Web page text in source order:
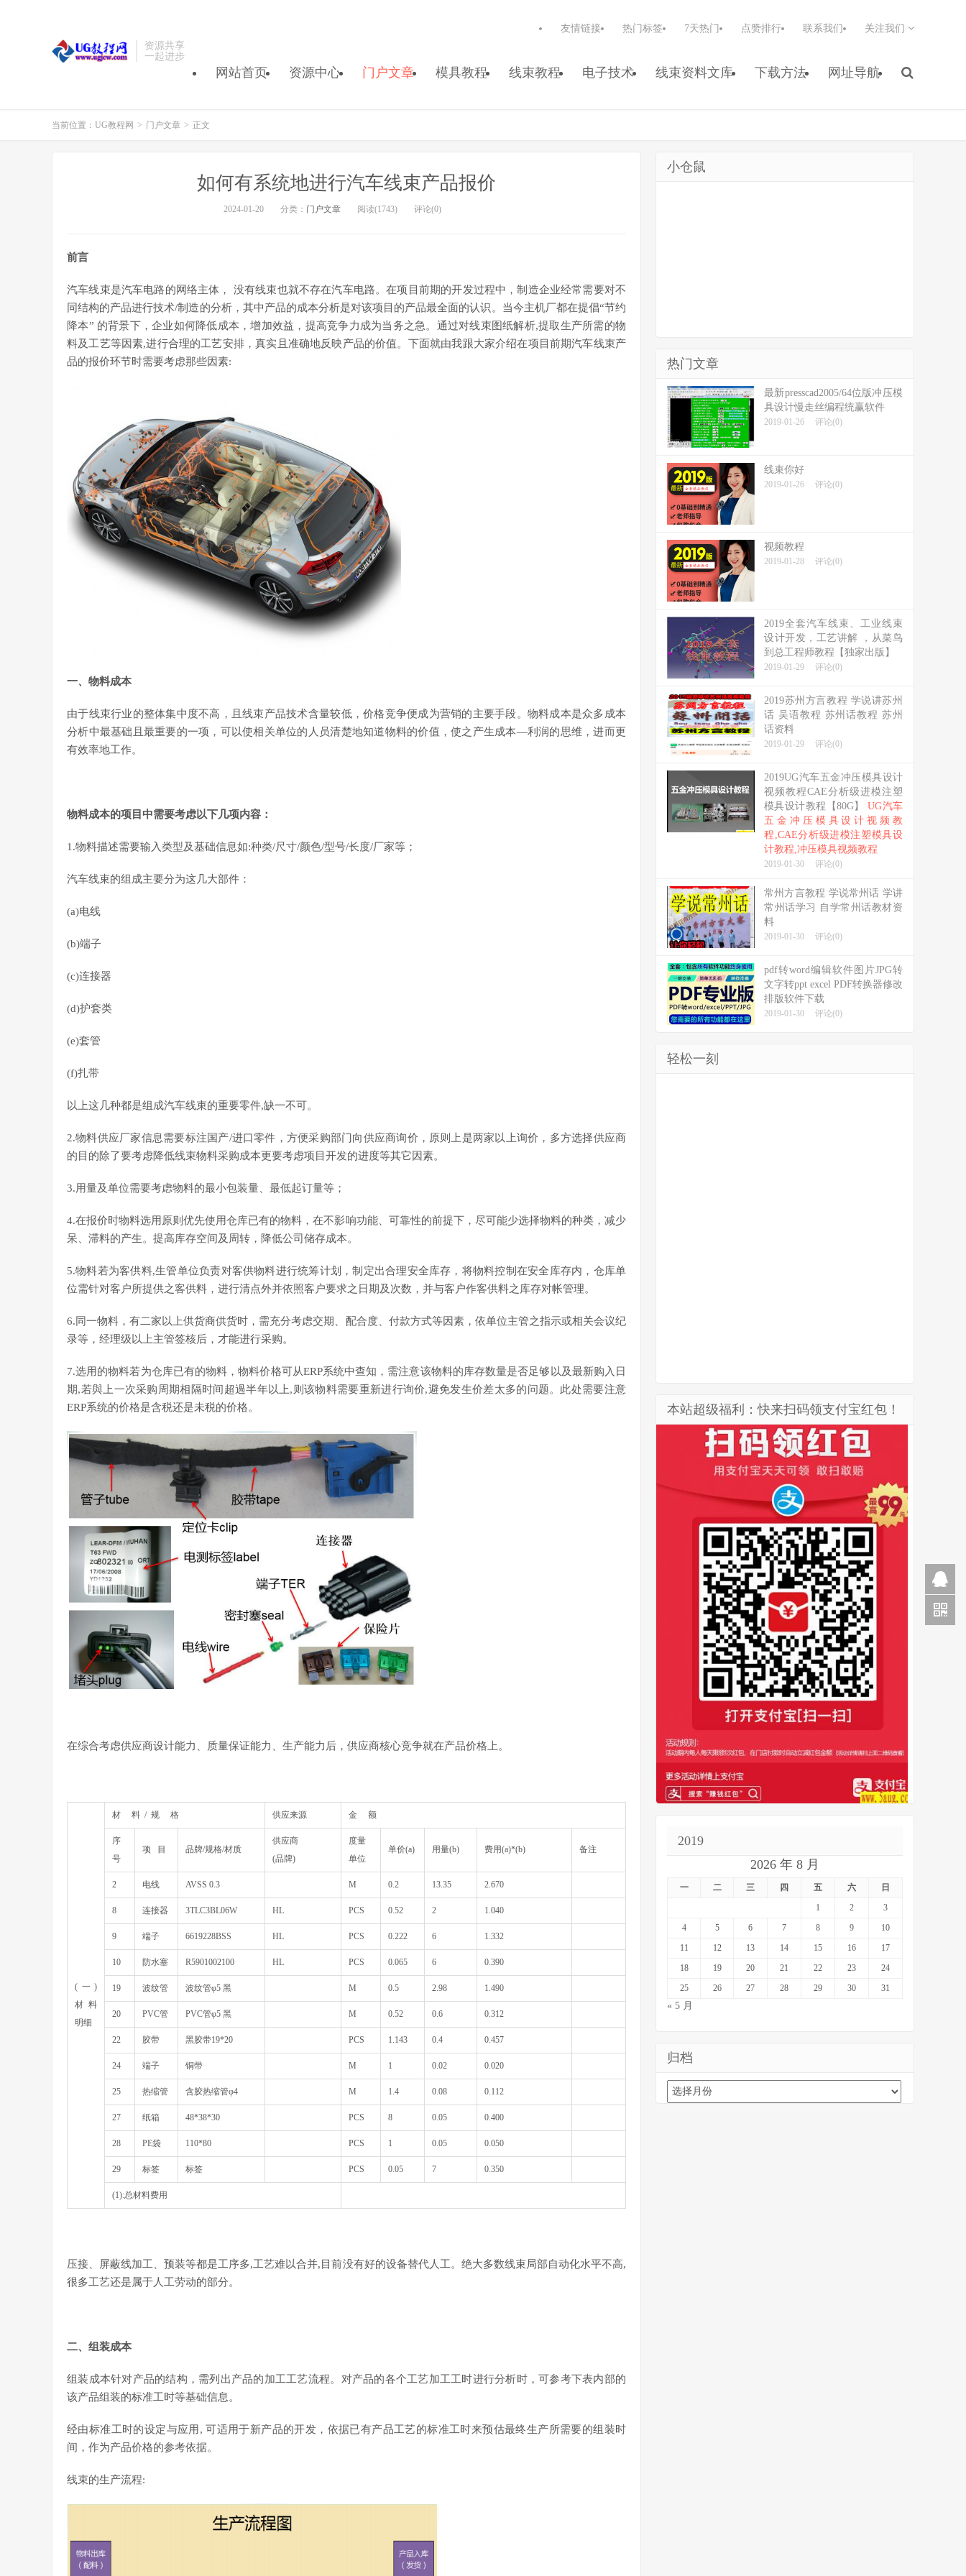
资源共享
一起进步
网站首页 资源中心 门户文章 模具教程 线束教程 电子技术 线束资料文库 下载方法 网址导航
友情链接 热门标签 7天热门 点赞排行 联系我们 关注我们
当前位置： UG教程网 > 门户文章 > 正文
如何有系统地进行汽车线束产品报价
2024-01-20 分类： 门户文章 阅读(1743) 评论(0)
前言
汽车线束是汽车电路的网络主体， 没有线束也就不存在汽车电路。在项目前期的开发过程中，制造企业经常需要对不
同结构的产品进行技术/制造的分析，其中产品的成本分析是对该项目的产品最全面的认识。当今主机厂都在提倡“节约
降本” 的背景下，企业如何降低成本，增加效益，提高竞争力成为当务之急。通过对线束图纸解析,提取生产所需的物
料及工艺等因素,进行合理的工艺安排，真实且准确地反映产品的价值。下面就由我跟大家介绍在项目前期汽车线束产
品的报价环节时需要考虑那些因素:
一、物料成本
由于线束行业的整体集中度不高，且线束产品技术含量较低，价格竞争便成为营销的主要手段。物料成本是众多成本
分析中最基础且最重要的一项，可以使相关单位的人员清楚地知道物料的价值，使之产生成本—利润的思维，进而更
有效率地工作。
物料成本的项目中需要考虑以下几项内容：
1.物料描述需要输入类型及基础信息如:种类/尺寸/颜色/型号/长度/厂家等；
汽车线束的组成主要分为这几大部件：
(a)电线
(b)端子
(c)连接器
(d)护套类
(e)套管
(f)扎带
以上这几种都是组成汽车线束的重要零件,缺一不可。
2.物料供应厂家信息需要标注国产/进口零件，方便采购部门向供应商询价，原则上是两家以上询价，多方选择供应商
的目的除了要考虑降低线束物料采购成本更要考虑项目开发的进度等其它因素。
3.用量及单位需要考虑物料的最小包装量、最低起订量等；
4.在报价时物料选用原则优先使用仓库已有的物料，在不影响功能、可靠性的前提下，尽可能少选择物料的种类，减少
呆、滞料的产生。提高库存空间及周转，降低公司储存成本。
5.物料若为客供料,生管单位负责对客供物料进行统筹计划，制定出合理安全库存，将物料控制在安全库存内，仓库单
位需针对客户所提供之客供料，进行清点外并依照客户要求之日期及次数，并与客户作客供料之库存对帐管理。
6.同一物料，有二家以上供货商供货时，需充分考虑交期、配合度、付款方式等因素，依单位主管之指示或相关会议纪
录等，经理级以上主管签核后，才能进行采购。
7.选用的物料若为仓库已有的物料，物料价格可从ERP系统中查知，需注意该物料的库存数量是否足够以及最新购入日
期,若與上一次采购周期相隔时间超過半年以上,则该物料需要重新进行询价,避免发生价差太多的问题。此处需要注意
ERP系统的价格是含税还是未税的价格。
在综合考虑供应商设计能力、质量保证能力、生产能力后，供应商核心竞争就在产品价格上。
(一)
材料
明细
材 料 / 规 格 供应来源 金 额
序
号
项 目 品牌/规格/材质
供应商
(品牌)
度量
单位
单价(a) 用量(b) 费用(a)*(b) 备注
2 电线 AVSS 0.3 M 0.2 13.35 2.670
8 连接器 3TLC3BL06W HL PCS 0.52 2 1.040
9 端子 6619228BSS HL PCS 0.222 6 1.332
10 防水塞 R5901002100 HL PCS 0.065 6 0.390
19 波纹管 波纹管φ5 黑 M 0.5 2.98 1.490
20 PVC管 PVC管φ5 黑 M 0.52 0.6 0.312
22 胶带 黑胶带19*20 PCS 1.143 0.4 0.457
24 端子 铜带 M 1 0.02 0.020
25 热缩管 含胶热缩管φ4 M 1.4 0.08 0.112
27 纸箱 48*38*30 PCS 8 0.05 0.400
28 PE袋 110*80 PCS 1 0.05 0.050
29 标签 标签 PCS 0.05 7 0.350
(1):总材料费用
压接、屏蔽线加工、预装等都是工序多,工艺难以合并,目前没有好的设备替代人工。绝大多数线束局部自动化水平不高,
很多工艺还是属于人工劳动的部分。
二、组装成本
组装成本针对产品的结构，需列出产品的加工工艺流程。对产品的各个工艺加工工时进行分析时，可参考下表内部的
该产品组装的标准工时等基础信息。
经由标准工时的设定与应用, 可适用于新产品的开发，依据已有产品工艺的标准工时来预估最终生产所需要的组装时
间，作为产品价格的参考依据。
线束的生产流程:
小仓鼠
热门文章
最新presscad2005/64位版冲压模
具设计慢走丝编程统赢软件
2019-01-26 评论(0)
线束你好
2019-01-26 评论(0)
视频教程
2019-01-28 评论(0)
2019全套汽车线束、工业线束
设计开发，工艺讲解 ，从菜鸟
到总工程师教程【独家出版】
2019-01-29 评论(0)
2019苏州方言教程 学说讲苏州
话 吴语教程 苏州话教程 苏州
话资料
2019-01-29 评论(0)
2019UG汽车五金冲压模具设计
视频教程CAE分析级进模注塑
模具设计教程【80G】UG汽车
五金冲压模具设计视频教
程,CAE分析级进模注塑模具设
计教程,冲压模具视频教程
2019-01-30 评论(0)
常州方言教程 学说常州话 学讲
常州话学习 自学常州话教材资
料
2019-01-30 评论(0)
pdf转word编辑软件图片JPG转
文字转ppt excel PDF转换器修改
排版软件下载
2019-01-30 评论(0)
轻松一刻
本站超级福利：快来扫码领支付宝红包！
2019
2026 年 8 月
一 二 三 四 五 六
日
1
2
3
4
5 6 7 8 9
10
11
12 13 14 15 16
17
18
19 20 21 22 23
24
25
26 27 28 29 30 31
« 5 月
归档